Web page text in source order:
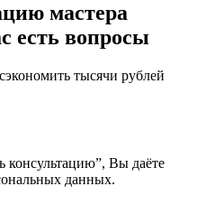
мастера
есть вопросы
тысячи рублей
Вы даёте
данных.